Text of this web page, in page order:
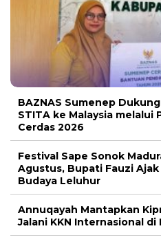
BAZNAS Sumenep
STITA ke Malaysia melalui
Cerdas 2026
Festival Sape Sonok
Agustus, Bupati Fauzi
Budaya Leluhur
Annuqayah Mantapkan
Jalani KKN Internasional di